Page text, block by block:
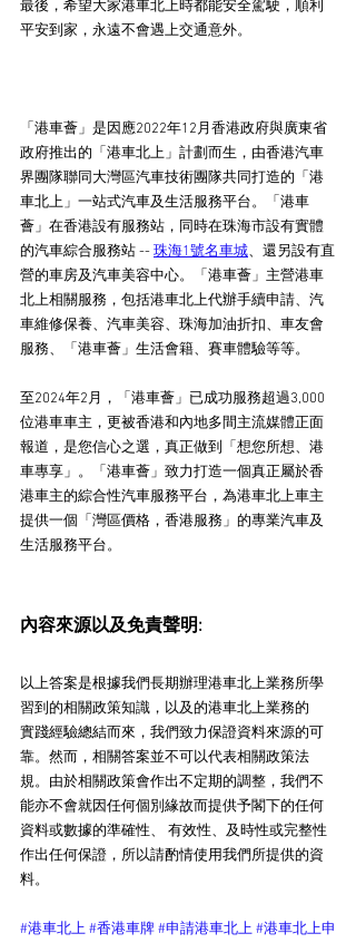
最後，希望大家港車北上時都能安全駕駛，順利
平安到家，永遠不會遇上交通意外。
「港車薈」是因應2022年12月香港政府與廣東省
政府推出的「港車北上」計劃而生，由香港汽車
界團隊聯同大灣區汽車技術團隊共同打造的「港
車北上」一站式汽車及生活服務平台。「港車
薈」在香港設有服務站，同時在珠海市設有實體
的汽車綜合服務站 -- 珠海1號名車城、還另設有直
營的車房及汽車美容中心。「港車薈」主營港車
北上相關服務，包括港車北上代辦手續申請、汽
車維修保養、汽車美容、珠海加油折扣、車友會
服務、「港車薈」生活會籍、賽車體驗等等。
至2024年2月，「港車薈」已成功服務超過3,000
位港車車主，更被香港和內地多間主流媒體正面
報道，是您信心之選，真正做到「想您所想、港
車專享」。「港車薈」致力打造一個真正屬於香
港車主的綜合性汽車服務平台，為港車北上車主
提供一個「灣區價格，香港服務」的專業汽車及
生活服務平台。
內容來源以及免責聲明:
以上答案是根據我們長期辦理港車北上業務所學
習到的相關政策知識，以及的港車北上業務的
實踐經驗總結而來，我們致力保證資料來源的可
靠。然而，相關答案並不可以代表相關政策法
規。由於相關政策會作出不定期的調整，我們不
能亦不會就因任何個別緣故而提供予閣下的任何
資料或數據的準確性、 有效性、及時性或完整性
作出任何保證，所以請酌情使用我們所提供的資
料。
#港車北上#香港車牌#申請港車北上#港車北上申